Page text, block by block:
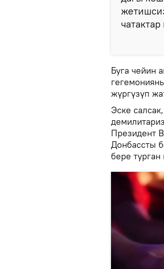
Буга чейин
жүргүзүп
Эске
Президент
Донбассты
бере